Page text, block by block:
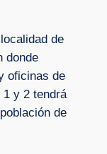
de
donde
oficinas de
y 2 tendrá
de